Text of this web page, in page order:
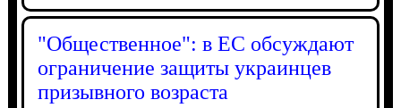
"Общественное": в ЕС обсуждают
ограничение защиты украинцев
призывного возраста